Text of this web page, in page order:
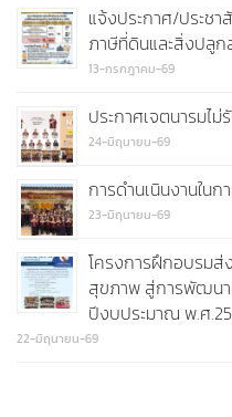
แจ้งประกาศ/ประช
ภาษีที่ดินและสิ่งปลูก
13-กรกฎาคม-69
ประกาศเจตนารมไ
24-มิถุนายน-69
การดำนเนินงานใน
23-มิถุนายน-69
โครงการฝึกอบรมส่
สุขภาพ สู่การพัฒน
ปีงบประมาณ พ.ศ
22-มิถุนายน-69